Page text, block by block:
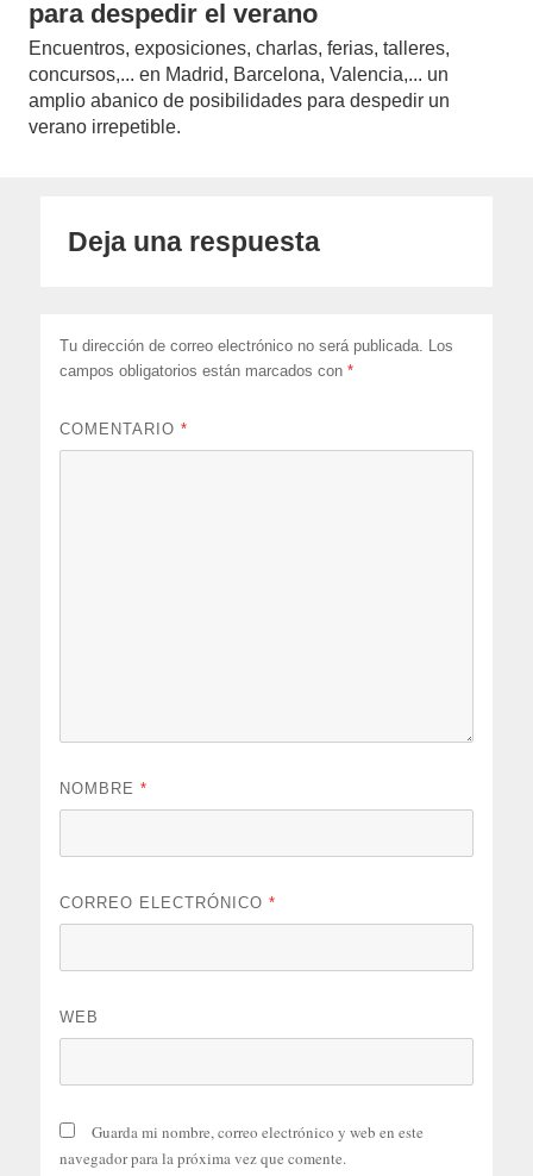
para despedir el verano
Encuentros, exposiciones, charlas, ferias, talleres,
concursos,... en Madrid, Barcelona, Valencia,... un
amplio abanico de posibilidades para despedir un
verano irrepetible.
Deja una respuesta
Tu dirección de correo electrónico no será publicada. Los
campos obligatorios están marcados con*
COMENTARIO*
NOMBRE*
CORREO ELECTRÓNICO*
WEB
Guarda mi nombre, correo electrónico y web en este
navegador para la próxima vez que comente.